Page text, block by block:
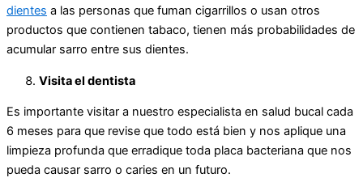
dientes a las personas que fuman cigarrillos o usan otros
productos que contienen tabaco, tienen más probabilidades de
acumular sarro entre sus dientes.
Visita el dentista
Es importante visitar a nuestro especialista en salud bucal cada
6 meses para que revise que todo está bien y nos aplique una
limpieza profunda que erradique toda placa bacteriana que nos
pueda causar sarro o caries en un futuro.